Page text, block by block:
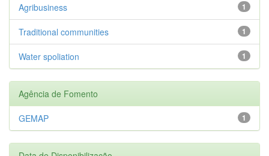
1
Agribusiness
1
Traditional communities
1
Water spoliation
Agência de Fomento
1
GEMAP